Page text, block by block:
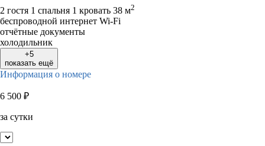
2 гостя 1 спальня 1 кровать 38 м2
беспроводной интернет Wi-Fi
отчётные документы
холодильник
+5
показать ещё
Информация о номере
6 500 ₽
за сутки